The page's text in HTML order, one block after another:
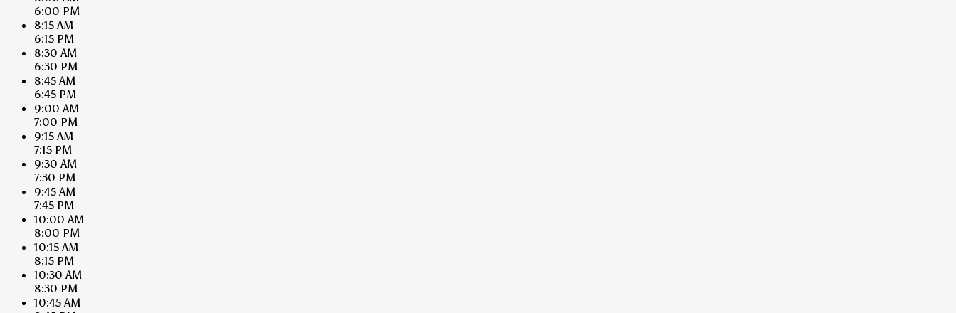
6:00 PM
8:15 AM
6:15 PM
8:30 AM
6:30 PM
8:45 AM
6:45 PM
9:00 AM
7:00 PM
9:15 AM
7:15 PM
9:30 AM
7:30 PM
9:45 AM
7:45 PM
10:00 AM
8:00 PM
10:15 AM
8:15 PM
10:30 AM
8:30 PM
10:45 AM